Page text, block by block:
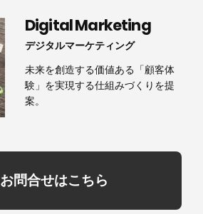
Digital Marketing
デジタルマーケティング
未来を創造する価値ある「顧客体
験」を実現する仕組みづくりを提
案。
お問合せはこちら